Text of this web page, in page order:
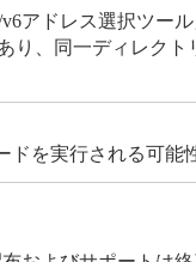
アドレス選択ツー
、同一ディレク
を実行される可能